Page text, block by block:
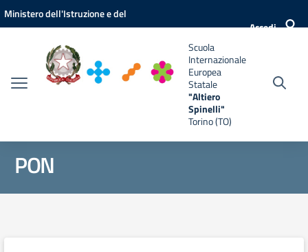
Vai ai contenuti
Vai al menu di navigazione
Vai al footer
Ministero dell'Istruzione e del
Accedi
Scuola
Internazionale
Europea
Statale
"Altiero
Spinelli"
Torino (TO)
PON